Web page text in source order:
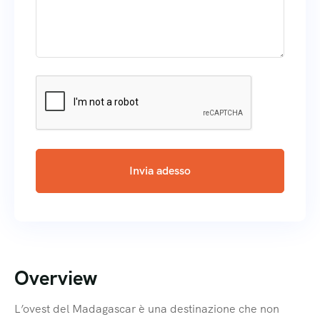
Overview
L’ovest del Madagascar è una destinazione che non
Invia adesso